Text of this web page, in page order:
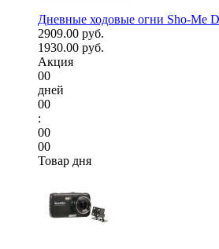
Дневные ходовые огни Sho-Me
2909.00 руб.
1930.00 руб.
Акция
00
дней
00
:
00
00
Товар дня